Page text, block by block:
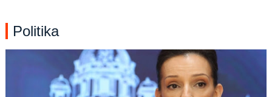
Politika